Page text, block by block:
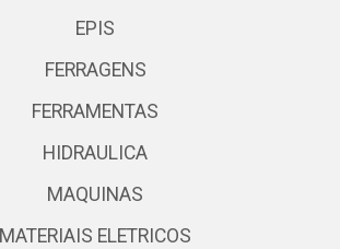
EPIS
FERRAGENS
FERRAMENTAS
HIDRAULICA
MAQUINAS
MATERIAIS ELETRICOS